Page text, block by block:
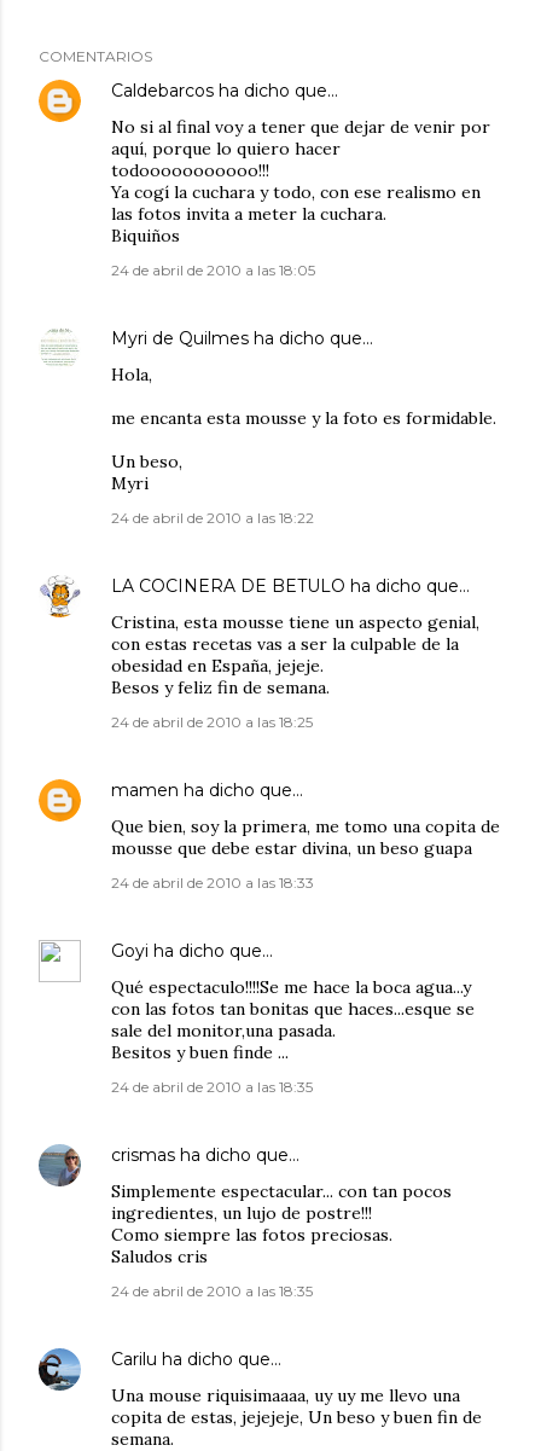
COMENTARIOS
Caldebarcos ha dicho que…
No si al final voy a tener que dejar de venir por
aquí, porque lo quiero hacer
todooooooooooo!!!
Ya cogí la cuchara y todo, con ese realismo en
las fotos invita a meter la cuchara.
Biquiños
24 de abril de 2010 a las 18:05
Myri de Quilmes ha dicho que…
Hola,
me encanta esta mousse y la foto es formidable.
Un beso,
Myri
24 de abril de 2010 a las 18:22
LA COCINERA DE BETULO ha dicho que…
Cristina, esta mousse tiene un aspecto genial,
con estas recetas vas a ser la culpable de la
obesidad en España, jejeje.
Besos y feliz fin de semana.
24 de abril de 2010 a las 18:25
mamen ha dicho que…
Que bien, soy la primera, me tomo una copita de
mousse que debe estar divina, un beso guapa
24 de abril de 2010 a las 18:33
Goyi ha dicho que…
Qué espectaculo!!!!Se me hace la boca agua...y
con las fotos tan bonitas que haces...esque se
sale del monitor,una pasada.
Besitos y buen finde ...
24 de abril de 2010 a las 18:35
crismas ha dicho que…
Simplemente espectacular... con tan pocos
ingredientes, un lujo de postre!!!
Como siempre las fotos preciosas.
Saludos cris
24 de abril de 2010 a las 18:35
Carilu ha dicho que…
Una mouse riquisimaaaa, uy uy me llevo una
copita de estas, jejejeje, Un beso y buen fin de
semana.